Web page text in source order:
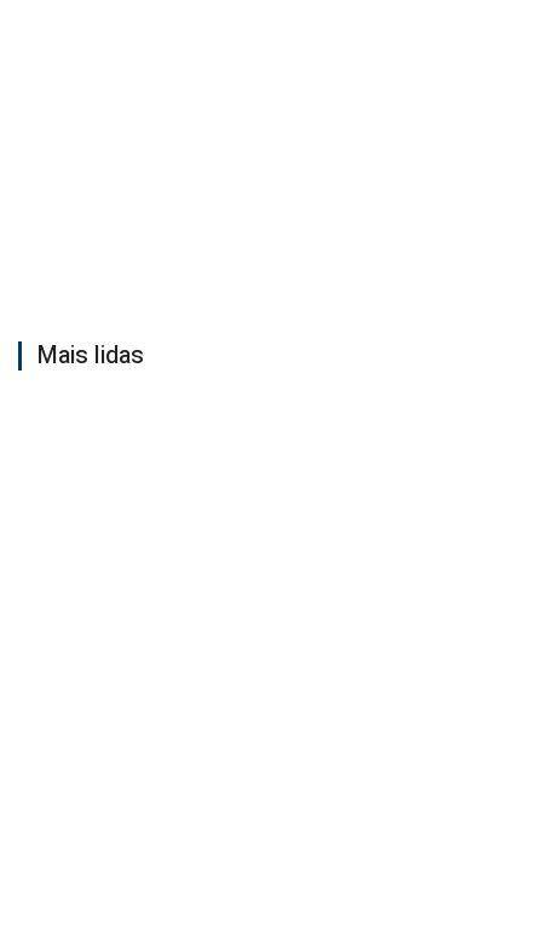
Mais lidas